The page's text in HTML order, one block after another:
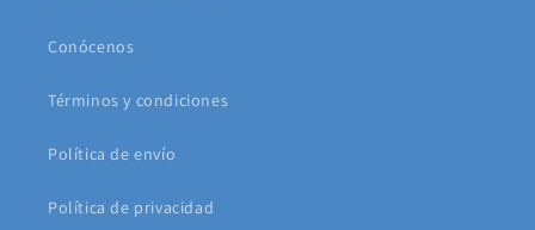
Conócenos
Términos y condiciones
Política de envío
Política de privacidad